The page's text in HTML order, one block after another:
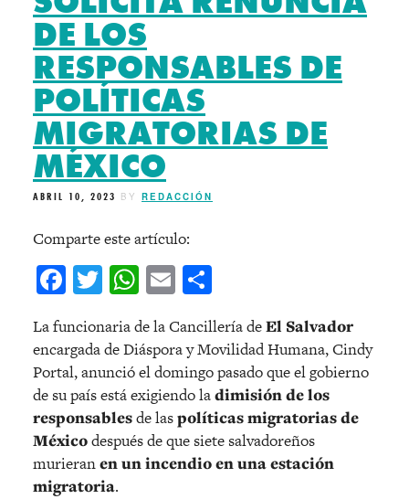
DE LOS
RESPONSABLES DE
POLÍTICAS
MIGRATORIAS DE
MÉXICO
ABRIL 10, 2023 BY REDACCIÓN
Comparte este artículo:
Facebook
Twitter
WhatsApp
Email
La funcionaria de la Cancillería deEl Salvador
encargada de Diáspora y Movilidad Humana, Cindy
Portal, anunció el domingo pasado que el gobierno
de su país está exigiendo ladimisión de los
responsablesde laspolíticas migratorias de
Méxicodespués de que siete salvadoreños
murieranen un incendio en una estación
migratoria.